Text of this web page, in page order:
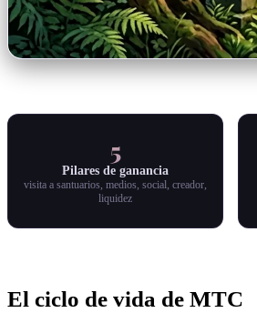
5
Pilares de ganancia
visita a santuarios, medios, social, creador,
liquidez
El ciclo de vida de MTC